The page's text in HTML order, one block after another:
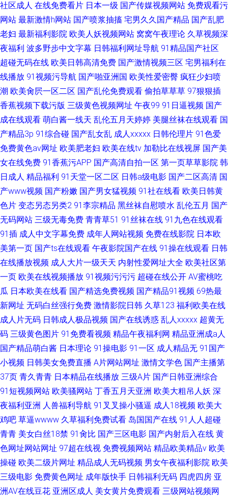
社区成人 在线免费看片 日本一级 国产传媒视频网站 免费观看污
网站 最新激情h网站 国产喷浆抽搐 宅男久久国产精品 国产乱肥
老妇 最新福利影院 欧美人妖视频网站 窝窝午夜理论 久草视频深
夜福利 波多野步中文字幕 日韩福利网址导航 91精品国产社区
超碰无码在线 欧美日韩高清免费 国产激情视频三区 宅男福利在
线播放 91视频污导航 国产啪亚洲国 欧美性爱密臀 疯狂少妇喷
潮 欧美肏屄一区二区 国产乱伦免费观看 偷拍草草草 97狠狠插
香蕉视频下载污版 三级黄色视频网址 午夜99 91日逼视频 国产
成在线观看 萌白酱一线天 乱伦五月天婷婷 美腿丝袜在线观看 国
产精品3p 91综合碰 国产乱女乱 成人xxxxx 日韩伦理片 91色爱
免费黄色av网址 欧美肥老妇 欧美在线tv 加勒比在线视屏 国产美
女在线免费 91香蕉污APP 国产高清自拍一区 第一页草草影院 韩
日成人 精品福利 91天堂一区二区 日韩a级电影 国产二区高清 国
产www视频 国产粉嫩 国产男女猛视频 91社在线看 欧美日韩黄
色片 变态另态另类2 91李宗精品 黑丝袜自慰喷水 乱伦五月 国产
无码网站 三级无毒免费 青青草51 91丝袜在线 91九色在线观看
91插 成人中文字幕免费 成年人网站视频 免费在线影院 日本欧
美第一页 国产ts在线观看 午夜影院国产在线 91操在线观看 日韩
在线播放视频 成人大片一级天天 内射性爱网址大全 欧美社区第
一页 欧美在线视频播放 91视频污污污 超碰在线公开 AV蜜桃吃
瓜 日本欧美在线看 国产精选免费视频 国产精品91视频 69热最
新网址 无码白丝强行免费 激情影院日韩 久草123 福利欧美在线
成人片无码 日韩成人极品视频 国产在线诱惑 乱人xxxxx 超黄无
码 三级黄色图片 91免费看视频 精品午夜福利网 精品亚洲成a人
国产精品萌白酱 日本理论 91操电影 91一区 成人精品无 91国产
小视频 日韩美女免费直播 A片网站网址 激情文学色 国产主播第
37页 青久青青 日本精品在线播放 三级A片 国产日韩亚洲综合
91短视频网站 欧美骚网站 丁香五月天亚洲 欧美大粗吊人妖 深
夜福利亚洲 人兽福利导航 91叉叉操小骚逼 成人18视频 欧美大
鸡吧 草逼wwww 久草福利免费试看 岛国国产在线 91人人超碰
青青 美女白丝18禁 91肏比 国产三区电影 国产内射后入在线 黄
色网址网站网址 97超在线视 免费视频网站 精品欧美精品v 欧美
操碰 欧美二级片网址 精品成人无码视频 男女午夜福利影院 欧美
三级电影 免费黄色网址 成年版快手 日韩福利无码 四虎四房 亚
洲AV在线豆花 亚洲区成人 美女黄片免费观看 三级网站视频网